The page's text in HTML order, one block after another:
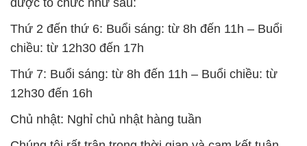
nhất của nhân viên.
TRƯỜNG PHÁT
Đông B, Quận Bình Tân, Sài Gòn TP. Hồ Chí